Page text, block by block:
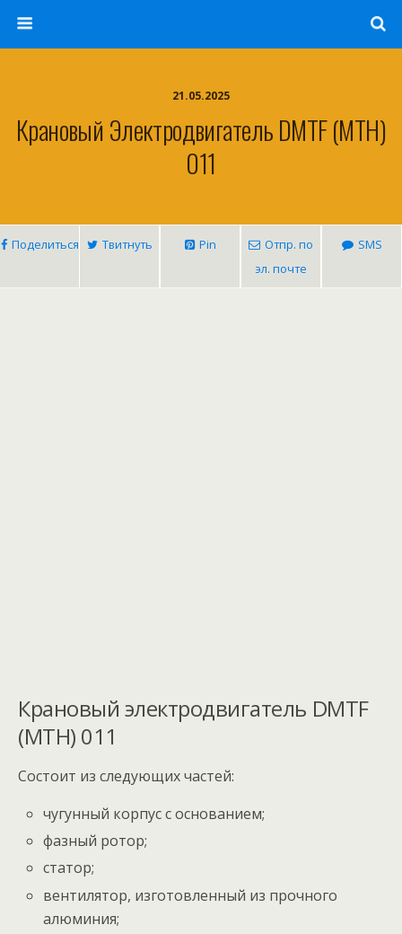
21.05.2025
Крановый Электродвигатель DMTF (MTH)
011
Поделиться Твитнуть Pin
Отпр. по
эл. почте
SMS
Крановый электродвигатель DMTF
(MTH) 011
Состоит из следующих частей:
чугунный корпус с основанием;
фазный ротор;
статор;
вентилятор, изготовленный из прочного
алюминия;